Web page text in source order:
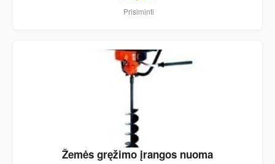
Prisiminti
Žemės gręžimo įrangos nuoma